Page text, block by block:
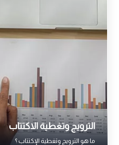
الترويج وتغطية الاكتتاب
ما هو الترويج وتغطية الإكتتاب ؟